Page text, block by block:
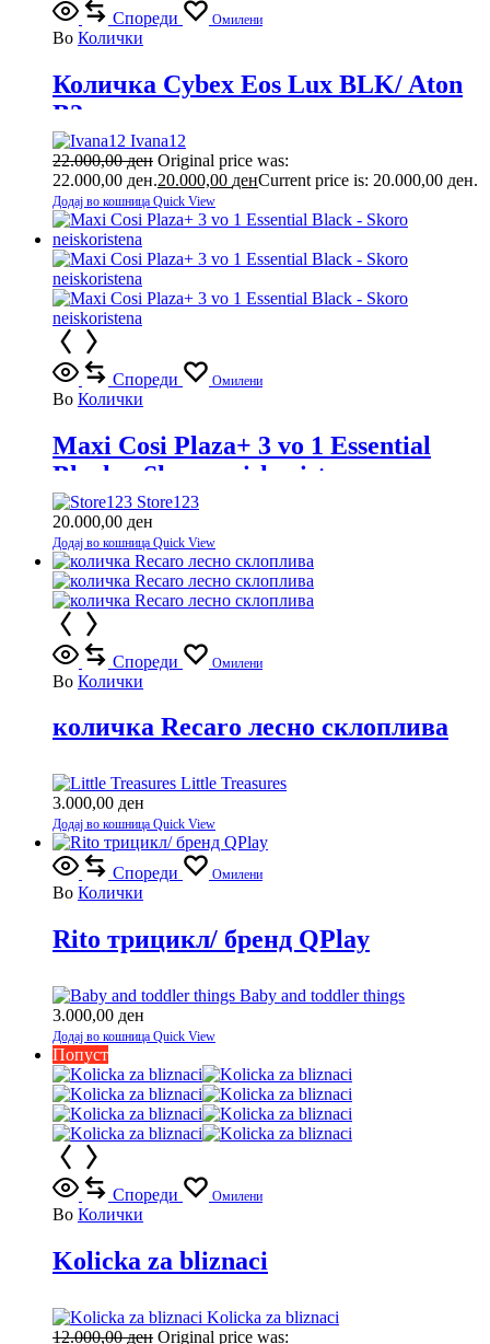
Спореди Омилени
Во Колички
Количка Cybex Eos Lux BLK/ Aton
B2
Ivana12
22.000,00ден Original price was:
22.000,00 ден.20.000,00 денCurrent price is: 20.000,00 ден.
Додај во кошница Quick View
Спореди Омилени
Во Колички
Maxi Cosi Plaza+ 3 vo 1 Essential
Black – Skoro neiskoristena
Store123
20.000,00 ден
Додај во кошница Quick View
Спореди Омилени
Во Колички
количка Recaro лесно склоплива
Little Treasures
3.000,00 ден
Додај во кошница Quick View
Спореди Омилени
Во Колички
Rito трицикл/ бренд QPlay
Baby and toddler things
3.000,00 ден
Додај во кошница Quick View
Попуст
Спореди Омилени
Во Колички
Kolicka za bliznaci
Kolicka za bliznaci
12.000,00ден Original price was: